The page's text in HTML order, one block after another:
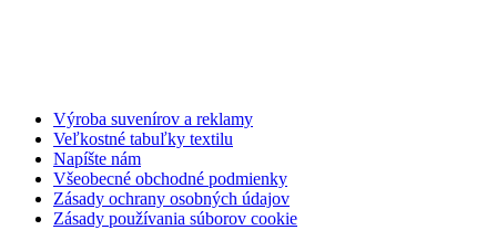
Výroba suvenírov a reklamy
Veľkostné tabuľky textilu
Napíšte nám
Všeobecné obchodné podmienky
Zásady ochrany osobných údajov
Zásady používania súborov cookie